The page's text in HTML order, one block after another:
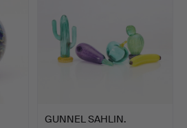
GUNNEL SAHLIN.